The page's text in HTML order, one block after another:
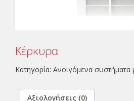
Κέρκυρα
Κατηγορία: Ανοιγόμενα συστήματα
Αξιολογήσεις (0)